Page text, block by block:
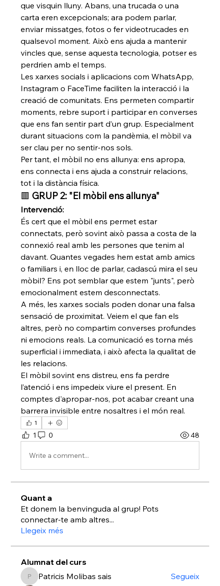
que visquin lluny. Abans, una trucada o una
carta eren excepcionals; ara podem parlar,
enviar missatges, fotos o fer videotrucades en
qualsevol moment. Això ens ajuda a mantenir
vincles que, sense aquesta tecnologia, potser es
perdrien amb el temps.
Les xarxes socials i aplicacions com WhatsApp,
Instagram o FaceTime faciliten la interacció i la
creació de comunitats. Ens permeten compartir
moments, rebre suport i participar en converses
que ens fan sentir part d’un grup. Especialment
durant situacions com la pandèmia, el mòbil va
ser clau per no sentir-nos sols.
Per tant, el mòbil no ens allunya: ens apropa,
ens connecta i ens ajuda a construir relacions,
tot i la distància física.
🟥 GRUP 2: "El mòbil ens allunya"
Intervenció:
És cert que el mòbil ens permet estar
connectats, però sovint això passa a costa de la
connexió real amb les persones que tenim al
davant. Quantes vegades hem estat amb amics
o familiars i, en lloc de parlar, cadascú mira el seu
mòbil? Ens pot semblar que estem "junts", però
emocionalment estem desconnectats.
A més, les xarxes socials poden donar una falsa
sensació de proximitat. Veiem el que fan els
altres, però no compartim converses profundes
ni emocions reals. La comunicació es torna més
superficial i immediata, i això afecta la qualitat de
les relacions.
El mòbil sovint ens distreu, ens fa perdre
l’atenció i ens impedeix viure el present. En
comptes d'apropar-nos, pot acabar creant una
barrera invisible entre nosaltres i el món real.
1
1 0 48
Write a comment...
Quant a
Et donem la benvinguda al grup! Pots
connectar-te amb altres...
Llegeix més
Alumnat del curs
Patricis Molibas sais
Patricis Molibas sais Segueix